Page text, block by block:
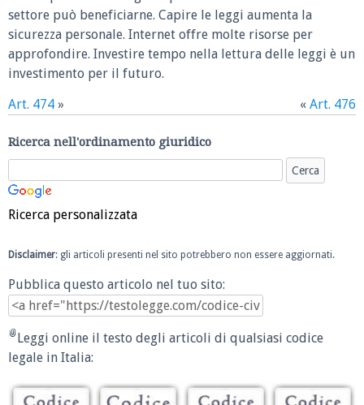
settore può beneficiarne. Capire le leggi aumenta la
sicurezza personale. Internet offre molte risorse per
approfondire. Investire tempo nella lettura delle leggi è un
investimento per il futuro.
Art. 474 » « Art. 476
Ricerca nell'ordinamento giuridico
Ricerca personalizzata
Disclaimer: gli articoli presenti nel sito potrebbero non essere aggiornati.
Pubblica questo articolo nel tuo sito:
Leggi online il testo degli articoli di qualsiasi codice
legale in Italia: